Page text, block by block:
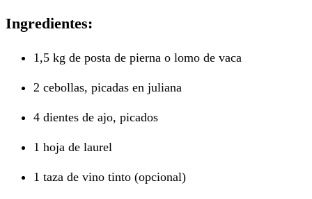
Ingredientes:
1,5 kg de posta de pierna o lomo de vaca
2 cebollas, picadas en juliana
4 dientes de ajo, picados
1 hoja de laurel
1 taza de vino tinto (opcional)